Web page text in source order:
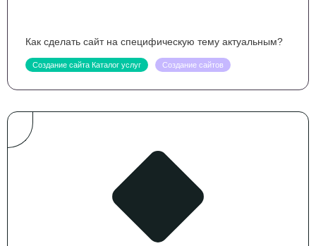
Как сделать сайт на специфическую тему актуальным?
Создание сайта Каталог услуг Создание сайтов